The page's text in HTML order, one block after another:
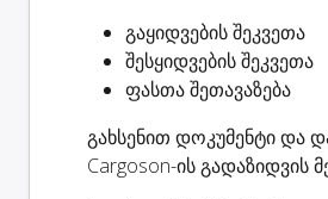
გაყიდვების შეკვეთა
შესყიდვების შეკვეთა
ფასთა შეთავაზება
გახსენით დოკუმენტი და
Cargoson-ის გადაზიდვის